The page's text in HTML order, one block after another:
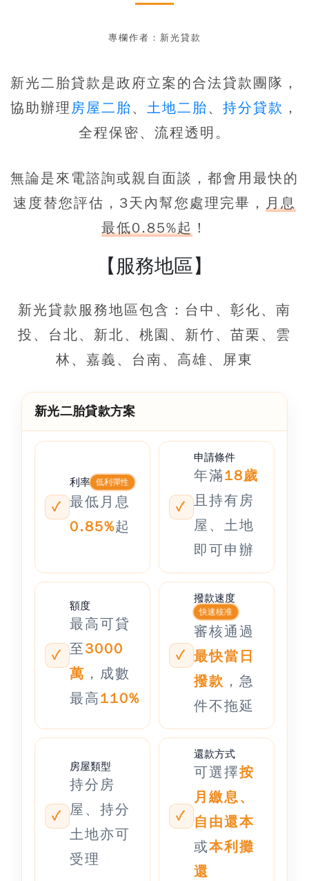
專欄作者：新光貸款
新光二胎貸款是政府立案的合法貸款團隊，
協助辦理房屋二胎、 土地二胎、 持分貸款 ，
全程保密、流程透明。
無論是來電諮詢或親自面談，都會用最快的
速度替您評估，3天內幫您處理完畢， 月息
最低0.85%起 ！
【服務地區】
新光貸款服務地區包含：台中、彰化、南
投、台北、新北、桃園、新竹、苗栗、雲
林、嘉義、台南、高雄、屏東
新光二胎貸款方案
利率 低利彈性
最低月息
0.85%起
申請條件
年滿18歲
且持有房
屋、土地
即可申辦
額度
最高可貸
至3000
萬 ，成數
最高110%
撥款速度
快速核准
審核通過
最快當日
撥款 ，急
件不拖延
房屋類型
持分房
屋、持分
土地亦可
受理
還款方式
可選擇按
月繳息、
自由還本
或本利攤
還